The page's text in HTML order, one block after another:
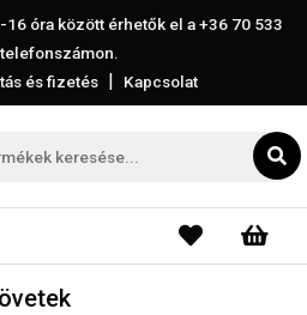
óra között érhetők el a+36 70 533
telefonszámon.
és fizetés | Kapcsolat